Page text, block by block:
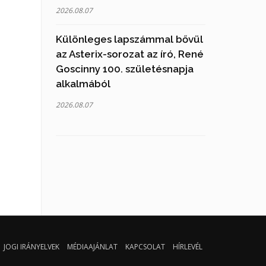
2026.08.07
Különleges lapszámmal bővül
az Asterix-sorozat az író, René
Goscinny 100. születésnapja
alkalmából
2026.08.07
JOGI IRÁNYELVEK MÉDIAAJÁNLAT KAPCSOLAT HÍRLEVÉL